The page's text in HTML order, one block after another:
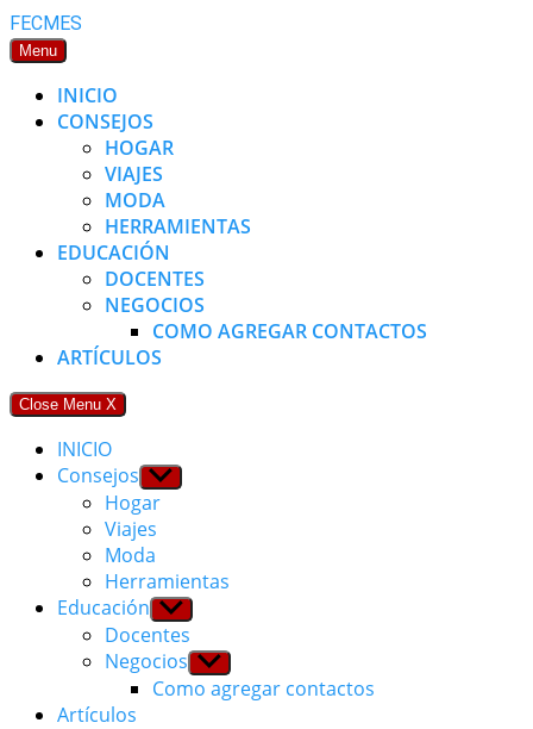
Skip
to
FECMES
Menu
INICIO
CONSEJOS
HOGAR
VIAJES
MODA
HERRAMIENTAS
EDUCACIÓN
DOCENTES
NEGOCIOS
COMO AGREGAR CONTACTOS
ARTÍCULOS
Close Menu X
INICIO
Consejos Show
sub
menu
Hogar
Viajes
Moda
Herramientas
Educación Show
sub
menu
Docentes
Negocios Show
sub
menu
Como agregar contactos
Artículos